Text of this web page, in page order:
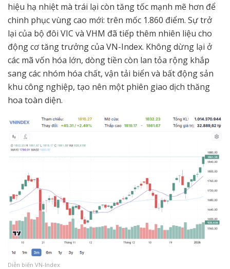
hiệu hạ nhiệt mà trái lại còn tăng tốc mạnh mẽ hơn để
chinh phục vùng cao mới: trên mốc 1.860 điểm. Sự trở
lại của bộ đôi VIC và VHM đã tiếp thêm nhiên liệu cho
động cơ tăng trưởng của VN-Index. Không dừng lại ở
các mã vốn hóa lớn, dòng tiền còn lan tỏa rộng khắp
sang các nhóm hóa chất, vận tải biển và bất động sản
khu công nghiệp, tạo nên một phiên giao dịch thăng
hoa toàn diện.
Diễn biến VN-Index